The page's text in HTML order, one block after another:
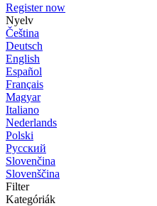
Register now
Nyelv
Čeština
Deutsch
English
Español
Français
Magyar
Italiano
Nederlands
Polski
Русский
Slovenčina
Slovenščina
Filter
Kategóriák